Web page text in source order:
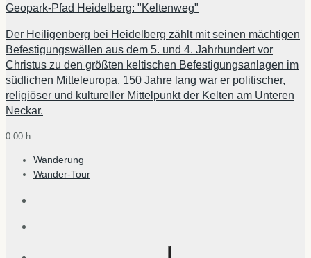
Geopark-Pfad Heidelberg: "Keltenweg"
Der Heiligenberg bei Heidelberg zählt mit seinen mächtigen
Befestigungswällen aus dem 5. und 4. Jahrhundert vor
Christus zu den größten keltischen Befestigungsanlagen im
südlichen Mitteleuropa. 150 Jahre lang war er politischer,
religiöser und kultureller Mittelpunkt der Kelten am Unteren
Neckar.
0:00 h
Wanderung
Wander-Tour